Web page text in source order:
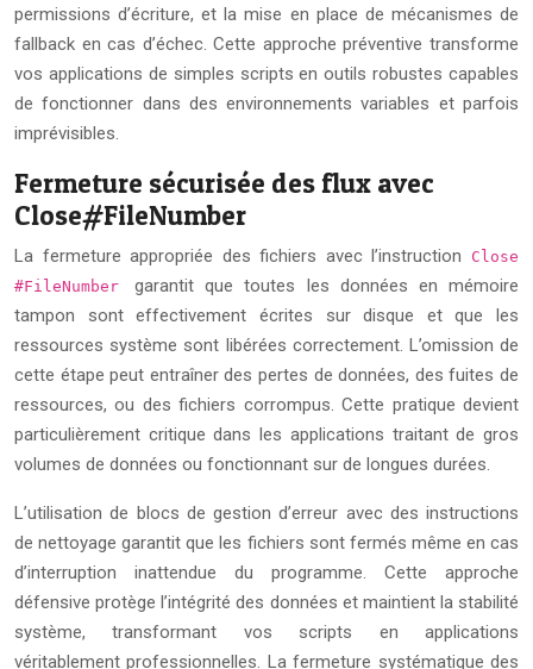
permissions d’écriture, et la mise en place de mécanismes de
fallback en cas d’échec. Cette approche préventive transforme
vos applications de simples scripts en outils robustes capables
de fonctionner dans des environnements variables et parfois
imprévisibles.
Fermeture sécurisée des flux avec
Close#FileNumber
La fermeture appropriée des fichiers avec l’instruction
Close
#FileNumbergarantit que toutes les données en mémoire
tampon sont effectivement écrites sur disque et que les
ressources système sont libérées correctement. L’omission de
cette étape peut entraîner des pertes de données, des fuites de
ressources, ou des fichiers corrompus. Cette pratique devient
particulièrement critique dans les applications traitant de gros
volumes de données ou fonctionnant sur de longues durées.
L’utilisation de blocs de gestion d’erreur avec des instructions
de nettoyage garantit que les fichiers sont fermés même en cas
d’interruption inattendue du programme. Cette approche
défensive protège l’intégrité des données et maintient la stabilité
système, transformant vos scripts en applications
véritablement professionnelles. La fermeture systématique des